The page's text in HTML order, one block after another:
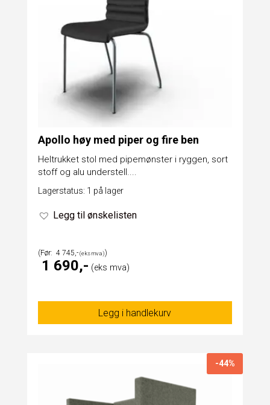
Apollo høy med piper og fire ben
Heltrukket stol med pipemønster i ryggen, sort
stoff og alu understell....
Lagerstatus: 1 på lager
Legg til ønskelisten
4 745
1 690
Legg i handlekurv
-44%